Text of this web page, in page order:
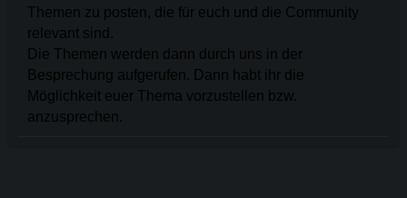
Themen zu posten, die für euch und die Community
relevant sind.
Die Themen werden dann durch uns in der
Besprechung aufgerufen. Dann habt ihr die
Möglichkeit euer Thema vorzustellen bzw.
anzusprechen.